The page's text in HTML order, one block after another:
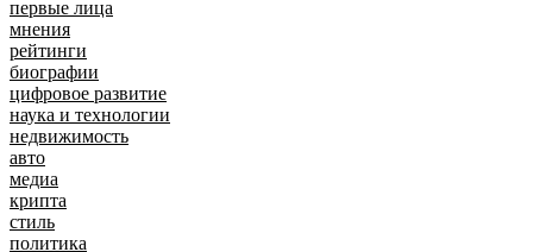
первые лица
мнения
рейтинги
биографии
цифровое развитие
наука и технологии
недвижимость
авто
медиа
крипта
стиль
политика